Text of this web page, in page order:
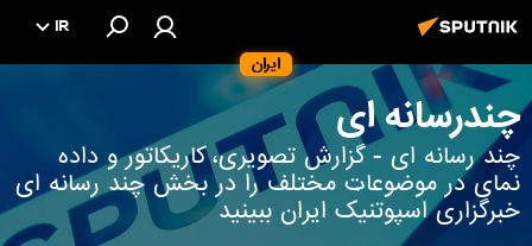
ایران
IR
چندرسانه ای
چند رسانه ای - گزارش تصویری، کاریکاتور و داده
نمای در موضوعات مختلف را در بخش چند رسانه ای
خبرگزاری اسپوتنیک ایران ببینید